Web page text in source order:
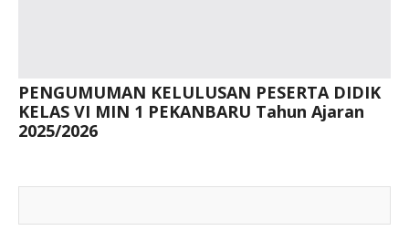
PENGUMUMAN KELULUSAN PESERTA DIDIK
KELAS VI MIN 1 PEKANBARU Tahun Ajaran
2025/2026